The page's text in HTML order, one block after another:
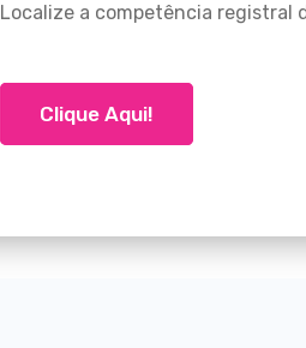
Localize a competência registral
Clique Aqui!